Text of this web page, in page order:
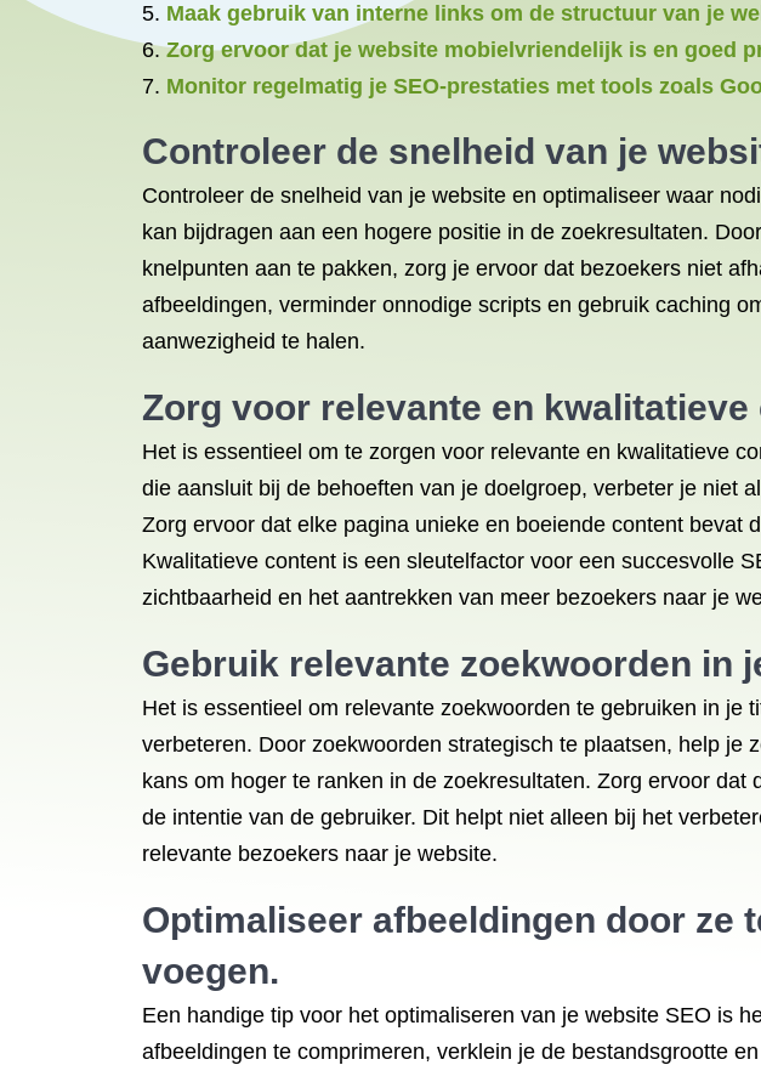
Maak gebruik van interne links om de structuur van je
Zorg ervoor dat je website mobielvriendelijk is en goed
Monitor regelmatig je SEO-prestaties met tools zoals
Controleer de snelheid van je
Controleer de snelheid van je website en optimaliseer waar
kan bijdragen aan een hogere positie in de zoekresultaten.
knelpunten aan te pakken, zorg je ervoor dat bezoekers niet
afbeeldingen, verminder onnodige scripts en gebruik caching
aanwezigheid te halen.
Zorg voor relevante en
Het is essentieel om te zorgen voor relevante en kwalitatieve
die aansluit bij de behoeften van je doelgroep, verbeter je niet
Zorg ervoor dat elke pagina unieke en boeiende content bevat
Kwalitatieve content is een sleutelfactor voor een succesvolle
zichtbaarheid en het aantrekken van meer bezoekers naar je
Gebruik relevante zoekwoorden in
Het is essentieel om relevante zoekwoorden te gebruiken in
verbeteren. Door zoekwoorden strategisch te plaatsen, help
kans om hoger te ranken in de zoekresultaten. Zorg ervoor
de intentie van de gebruiker. Dit helpt niet alleen bij het
relevante bezoekers naar je website.
Optimaliseer afbeeldingen door ze
voegen.
Een handige tip voor het optimaliseren van je website SEO is
afbeeldingen te comprimeren, verklein je de bestandsgrootte